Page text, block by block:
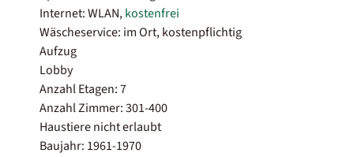
Internet: WLAN,kostenfrei
Wäscheservice: im Ort, kostenpflichtig
Aufzug
Lobby
Anzahl Etagen: 7
Anzahl Zimmer: 301-400
Haustiere nicht erlaubt
Baujahr: 1961-1970